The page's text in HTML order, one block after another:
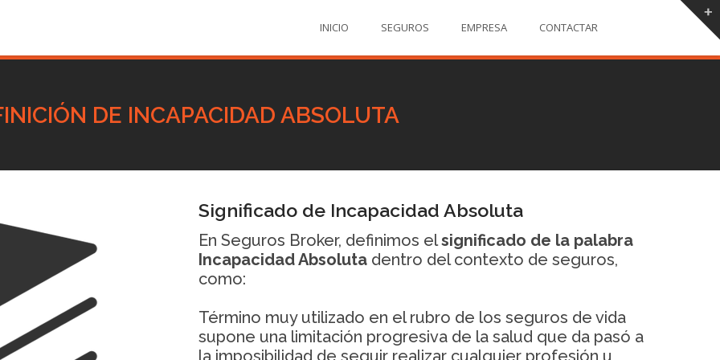
INICIO SEGUROS EMPRESA CONTACTAR
DE INCAPACIDAD ABSOLUTA
Significado de Incapacidad Absoluta
En Seguros Broker, definimos elsignificado de la palabra
Incapacidad Absoluta dentro del contexto de seguros,
como:
Término muy utilizado en el rubro de los seguros de vida
supone una limitación progresiva de la salud que da pasó a
la imposibilidad de seguir realizar cualquier profesión u